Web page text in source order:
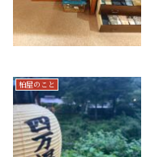
柏屋のこと